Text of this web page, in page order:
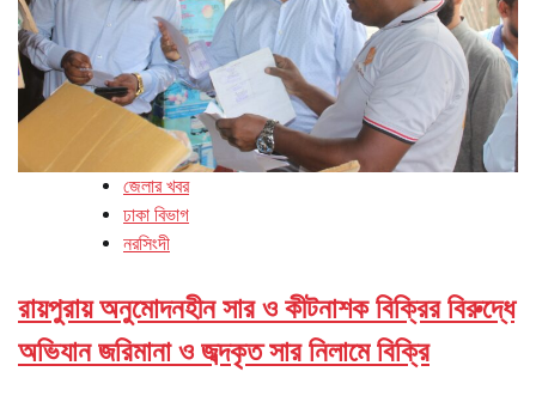
জেলার খবর
ঢাকা বিভাগ
নরসিংদী
রায়পুরায় অনুমোদনহীন সার ও কীটনাশক বিক্রির বিরুদ্ধে
অভিযান জরিমানা ও জব্দকৃত সার নিলামে বিক্রি